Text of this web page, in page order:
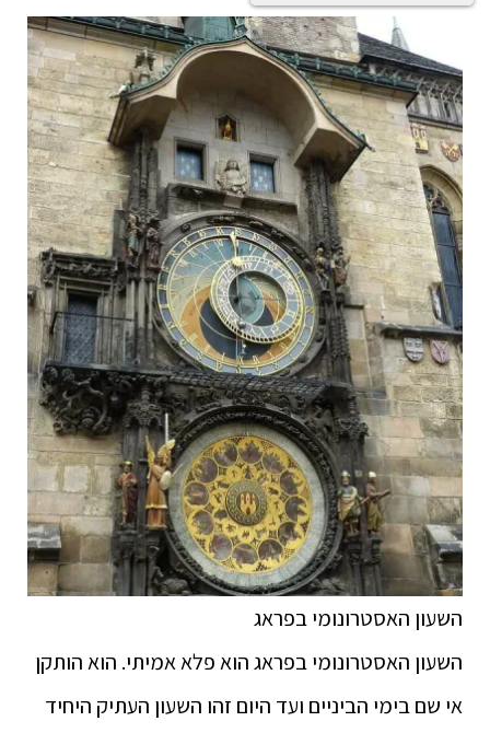
השעון האסטרונומי בפראג
השעון האסטרונומי בפראג הוא פלא אמיתי. הוא הותקן
אי שם בימי הביניים ועד היום זהו השעון העתיק היחיד